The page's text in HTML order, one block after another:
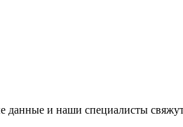
данные и наши специалисты